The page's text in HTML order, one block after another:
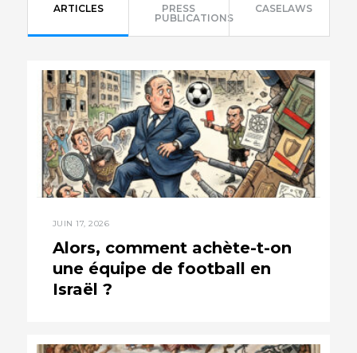
ARTICLES
PRESS
PUBLICATIONS
CASELAWS
JUIN 17, 2026
Alors, comment achète-t-on
une équipe de football en
Israël ?